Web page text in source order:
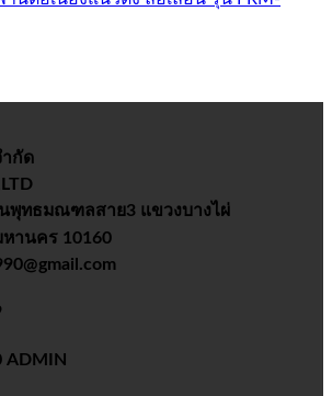
กัด
พุทธมณฑลสาย3 แขวงบางไผ่
หานคร 10160
ADMIN